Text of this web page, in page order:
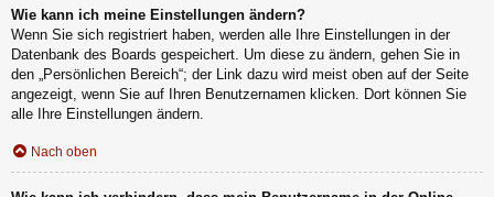
Wie kann ich meine Einstellungen ändern?
Wenn Sie sich registriert haben, werden alle Ihre Einstellungen in der
Datenbank des Boards gespeichert. Um diese zu ändern, gehen Sie in
den „Persönlichen Bereich“; der Link dazu wird meist oben auf der Seite
angezeigt, wenn Sie auf Ihren Benutzernamen klicken. Dort können Sie
alle Ihre Einstellungen ändern.
Nach oben